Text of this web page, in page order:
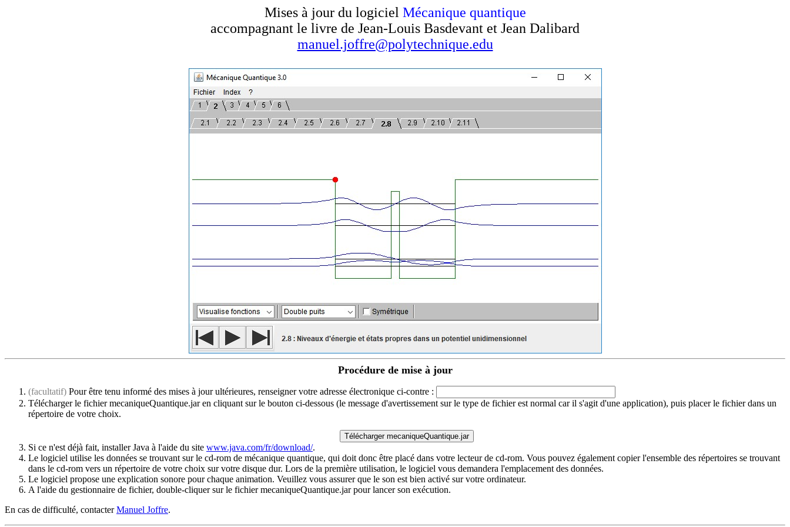
Mises à jour du logiciel Mécanique quantique
accompagnant le livre de Jean-Louis Basdevant et Jean Dalibard
manuel.joffre@polytechnique.edu
Procédure de mise à jour
(facultatif) Pour être tenu informé des mises à jour ultérieures, renseigner votre adresse électronique ci-contre :
Télécharger le fichier mecaniqueQuantique.jar en cliquant sur le bouton ci-dessous (le message d'avertissement sur le type de fichier est normal car il s'agit d'une application), puis placer le fichier dans un
répertoire de votre choix.
Si ce n'est déjà fait, installer Java à l'aide du site www.java.com/fr/download/.
Le logiciel utilise les données se trouvant sur le cd-rom de mécanique quantique, qui doit donc être placé dans votre lecteur de cd-rom. Vous pouvez également copier l'ensemble des répertoires se trouvant
dans le cd-rom vers un répertoire de votre choix sur votre disque dur. Lors de la première utilisation, le logiciel vous demandera l'emplacement des données.
Le logiciel propose une explication sonore pour chaque animation. Veuillez vous assurer que le son est bien activé sur votre ordinateur.
A l'aide du gestionnaire de fichier, double-cliquer sur le fichier mecaniqueQuantique.jar pour lancer son exécution.
En cas de difficulté, contacterManuel Joffre.